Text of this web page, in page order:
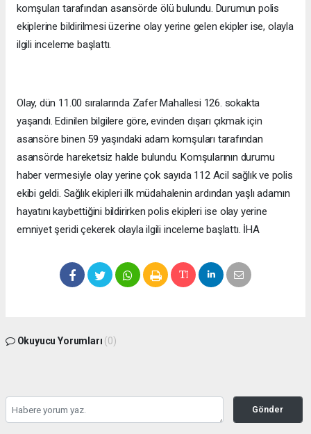
komşuları tarafından asansörde ölü bulundu. Durumun polis
ekiplerine bildirilmesi üzerine olay yerine gelen ekipler ise, olayla
ilgili inceleme başlattı.
Olay, dün 11.00 sıralarında Zafer Mahallesi 126. sokakta
yaşandı. Edinilen bilgilere göre, evinden dışarı çıkmak için
asansöre binen 59 yaşındaki adam komşuları tarafından
asansörde hareketsiz halde bulundu. Komşularının durumu
haber vermesiyle olay yerine çok sayıda 112 Acil sağlık ve polis
ekibi geldi. Sağlık ekipleri ilk müdahalenin ardından yaşlı adamın
hayatını kaybettiğini bildirirken polis ekipleri ise olay yerine
emniyet şeridi çekerek olayla ilgili inceleme başlattı. İHA
Okuyucu Yorumları (0)
Gönder